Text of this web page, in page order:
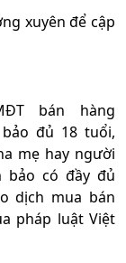
xuyên để cập
bán hàng
đủ 18 tuổi,
mẹ hay người
bảo có đầy đủ
dịch mua bán
pháp luật Việt